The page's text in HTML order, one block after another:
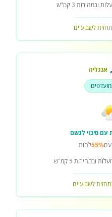
ובמהירות 3קמ"ש
תחזית לשבועיים
, אנגליה
עם סיכוי לגשם
עם55%לחות
ובמהירות 5 קמ"ש
תחזית לשבועיים